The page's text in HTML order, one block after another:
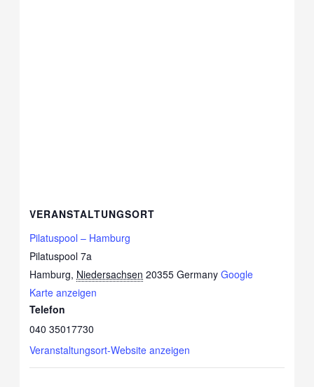
VERANSTALTUNGSORT
Pilatuspool – Hamburg
Pilatuspool 7a
Hamburg, Niedersachsen 20355 Germany Google
Karte anzeigen
Telefon
040 35017730
Veranstaltungsort-Website anzeigen